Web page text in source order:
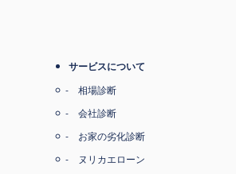
サービスについて
相場診断
会社診断
お家の劣化診断
ヌリカエローン